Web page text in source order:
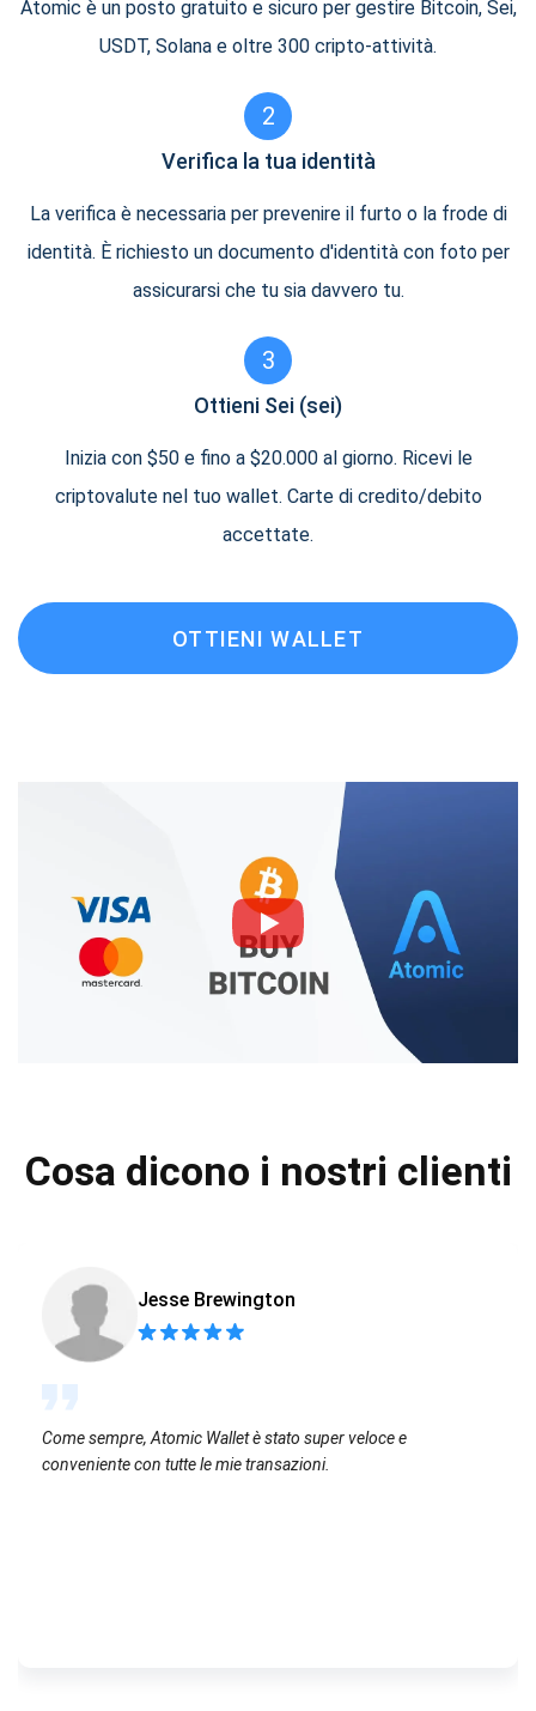
Atomic è un posto gratuito e sicuro per gestire Bitcoin, Sei,
USDT, Solana e oltre 300 cripto-attività.
2
Verifica la tua identità
La verifica è necessaria per prevenire il furto o la frode di
identità. È richiesto un documento d'identità con foto per
assicurarsi che tu sia davvero tu.
3
Ottieni Sei (sei)
Inizia con $50 e fino a $20.000 al giorno. Ricevi le
criptovalute nel tuo wallet. Carte di credito/debito
accettate.
OTTIENI WALLET
Cosa dicono i nostri clienti
Jesse Brewington
Come sempre, Atomic Wallet è stato super veloce e
conveniente con tutte le mie transazioni.